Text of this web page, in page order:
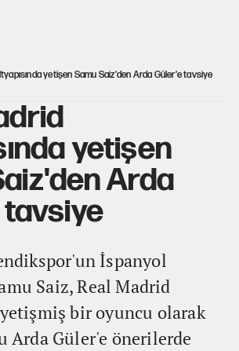
yetişen Samu Saiz'den Arda Güler'e tavsiye
yetişen
Arda
İspanyol
Saiz, Real Madrid
yetişmiş bir oyuncu olarak
Güler'e önerilerde